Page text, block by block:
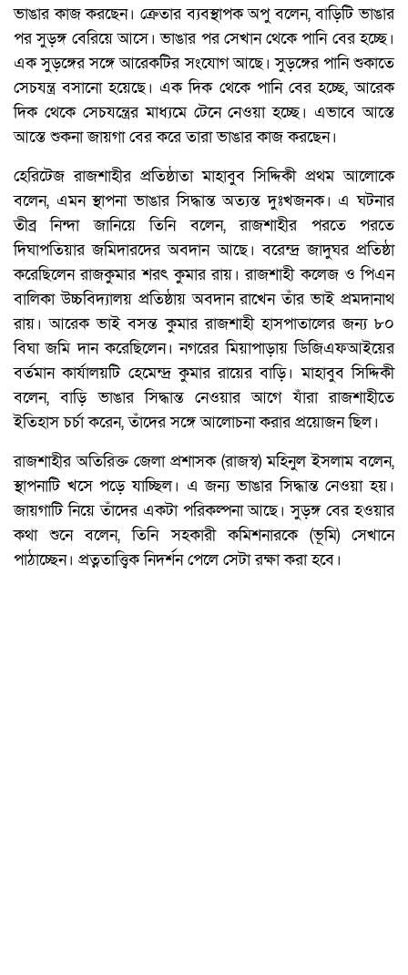
ভাঙার কাজ করছেন। ক্রেতার ব্যবস্থাপক অপু বলেন, বাড়িটি ভাঙার
পর সুড়ঙ্গ বেরিয়ে আসে। ভাঙার পর সেখান থেকে পানি বের হচ্ছে।
এক সুড়ঙ্গের সঙ্গে আরেকটির সংযোগ আছে। সুড়ঙ্গের পানি শুকাতে
সেচযন্ত্র বসানো হয়েছে। এক দিক থেকে পানি বের হচ্ছে, আরেক
দিক থেকে সেচযন্ত্রের মাধ্যমে টেনে নেওয়া হচ্ছে। এভাবে আস্তে
আস্তে শুকনা জায়গা বের করে তারা ভাঙার কাজ করছেন।
হেরিটেজ রাজশাহীর প্রতিষ্ঠাতা মাহাবুব সিদ্দিকী প্রথম আলোকে
বলেন, এমন স্থাপনা ভাঙার সিদ্ধান্ত অত্যন্ত দুঃখজনক। এ ঘটনার
তীব্র নিন্দা জানিয়ে তিনি বলেন, রাজশাহীর পরতে পরতে
দিঘাপতিয়ার জমিদারদের অবদান আছে। বরেন্দ্র জাদুঘর প্রতিষ্ঠা
করেছিলেন রাজকুমার শরৎ কুমার রায়। রাজশাহী কলেজ ও পিএন
বালিকা উচ্চবিদ্যালয় প্রতিষ্ঠায় অবদান রাখেন তাঁর ভাই প্রমদানাথ
রায়। আরেক ভাই বসন্ত কুমার রাজশাহী হাসপাতালের জন্য ৮০
বিঘা জমি দান করেছিলেন। নগরের মিয়াপাড়ায় ডিজিএফআইয়ের
বর্তমান কার্যালয়টি হেমেন্দ্র কুমার রায়ের বাড়ি। মাহাবুব সিদ্দিকী
বলেন, বাড়ি ভাঙার সিদ্ধান্ত নেওয়ার আগে যাঁরা রাজশাহীতে
ইতিহাস চর্চা করেন, তাঁদের সঙ্গে আলোচনা করার প্রয়োজন ছিল।
রাজশাহীর অতিরিক্ত জেলা প্রশাসক (রাজস্ব) মহিনুল ইসলাম বলেন,
স্থাপনাটি খসে পড়ে যাচ্ছিল। এ জন্য ভাঙার সিদ্ধান্ত নেওয়া হয়।
জায়গাটি নিয়ে তাঁদের একটা পরিকল্পনা আছে। সুড়ঙ্গ বের হওয়ার
কথা শুনে বলেন, তিনি সহকারী কমিশনারকে (ভূমি) সেখানে
পাঠাচ্ছেন। প্রত্নতাত্ত্বিক নিদর্শন পেলে সেটা রক্ষা করা হবে।